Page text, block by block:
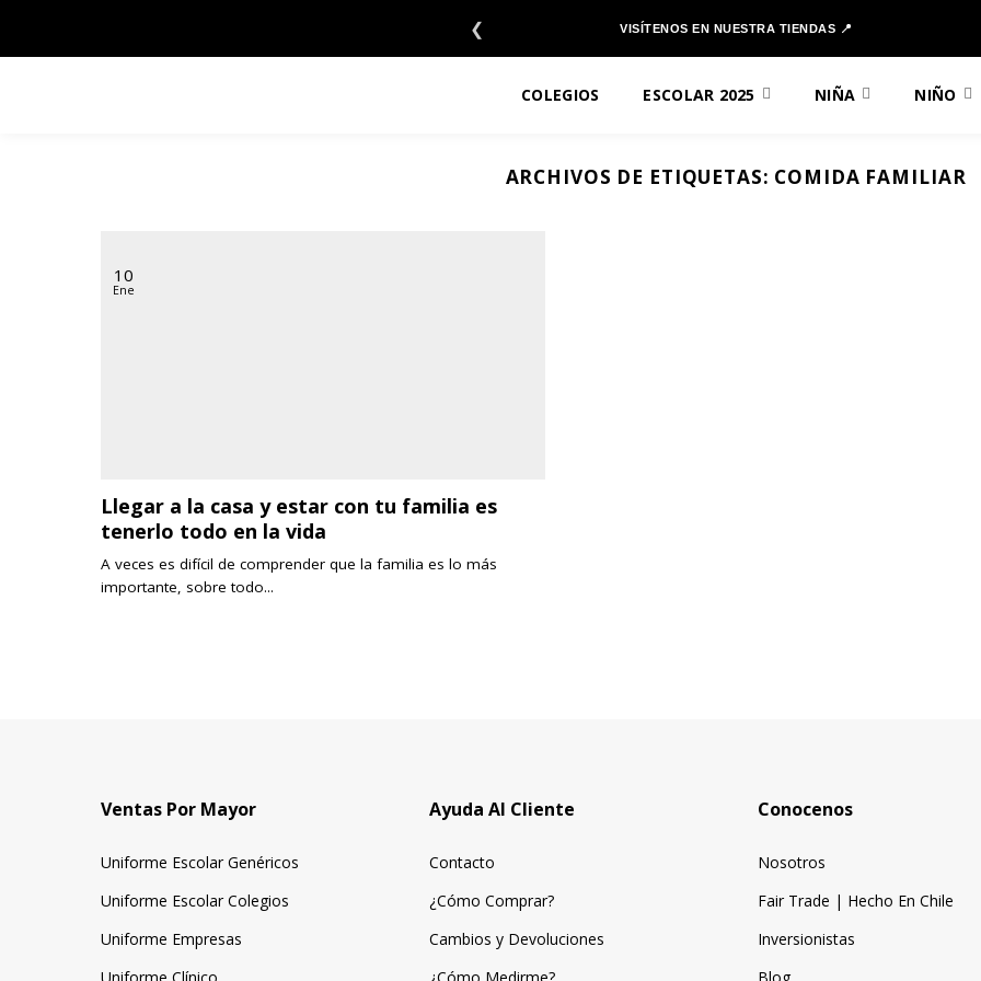
❮ VISÍTENOS EN NUESTRA TIENDAS 📍
COLEGIOS ESCOLAR 2025 NIÑA NIÑO
ARCHIVOS DE ETIQUETAS: COMIDA FAMILIAR
Llegar a la casa y estar con tu familia es
tenerlo todo en la vida
A veces es difícil de comprender que la familia es lo más
importante, sobre todo...
10
Ene
Ventas Por Mayor
Uniforme Escolar Genéricos
Uniforme Escolar Colegios
Uniforme Empresas
Ayuda Al Cliente
Contacto
¿Cómo Comprar?
Cambios y Devoluciones
Conocenos
Nosotros
Fair Trade | Hecho En Chile
Inversionistas